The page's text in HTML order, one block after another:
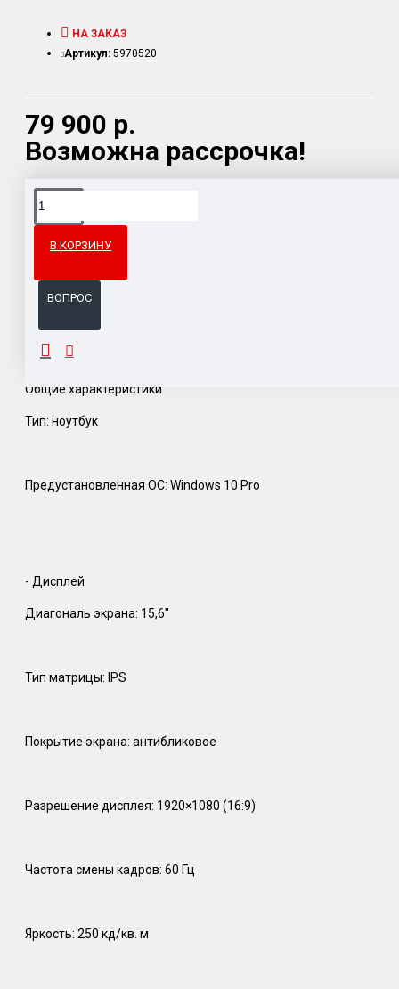
79 900 р.
Возможна рассрочка!
НА ЗАКАЗ
Артикул: 5970520
В КОРЗИНУ
ВОПРОС
Доставка товара по всему Таможенному союзу.
ОПИСАНИЕ
Общие характеристики
Тип: ноутбук
Предустановленная ОС: Windows 10 Pro
- Дисплей
Диагональ экрана: 15,6″
Тип матрицы: IPS
Покрытие экрана: антибликовое
Разрешение дисплея: 1920×1080 (16:9)
Частота смены кадров: 60 Гц
Яркость: 250 кд/кв. м